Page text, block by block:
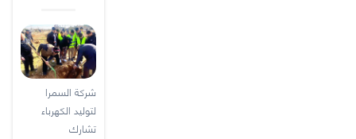
شركة السمرا
لتوليد الكهرباء
تشارك